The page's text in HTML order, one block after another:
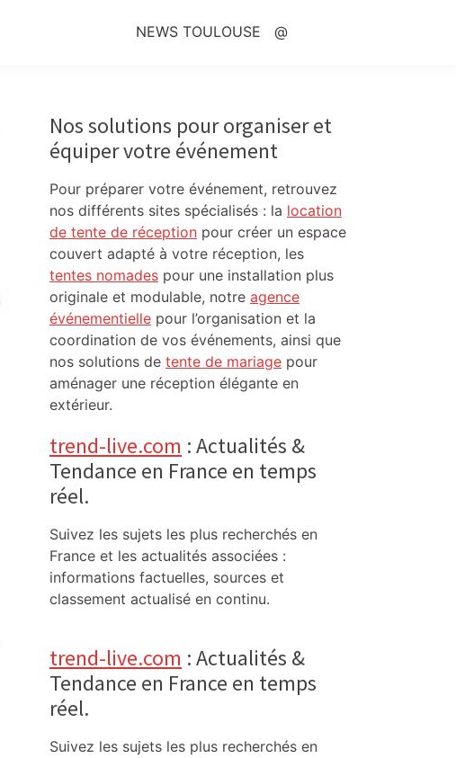
NEWS TOULOUSE @
Sidebar
Nos solutions pour organiser et
équiper votre événement
Pour préparer votre événement, retrouvez
nos différents sites spécialisés : la location
de tente de réception pour créer un espace
couvert adapté à votre réception, les
tentes nomades pour une installation plus
originale et modulable, notre agence
événementielle pour l’organisation et la
coordination de vos événements, ainsi que
nos solutions de tente de mariage pour
aménager une réception élégante en
extérieur.
trend-live.com : Actualités &
Tendance en France en temps
réel.
Suivez les sujets les plus recherchés en
France et les actualités associées :
informations factuelles, sources et
classement actualisé en continu.
trend-live.com : Actualités &
Tendance en France en temps
réel.
Suivez les sujets les plus recherchés en